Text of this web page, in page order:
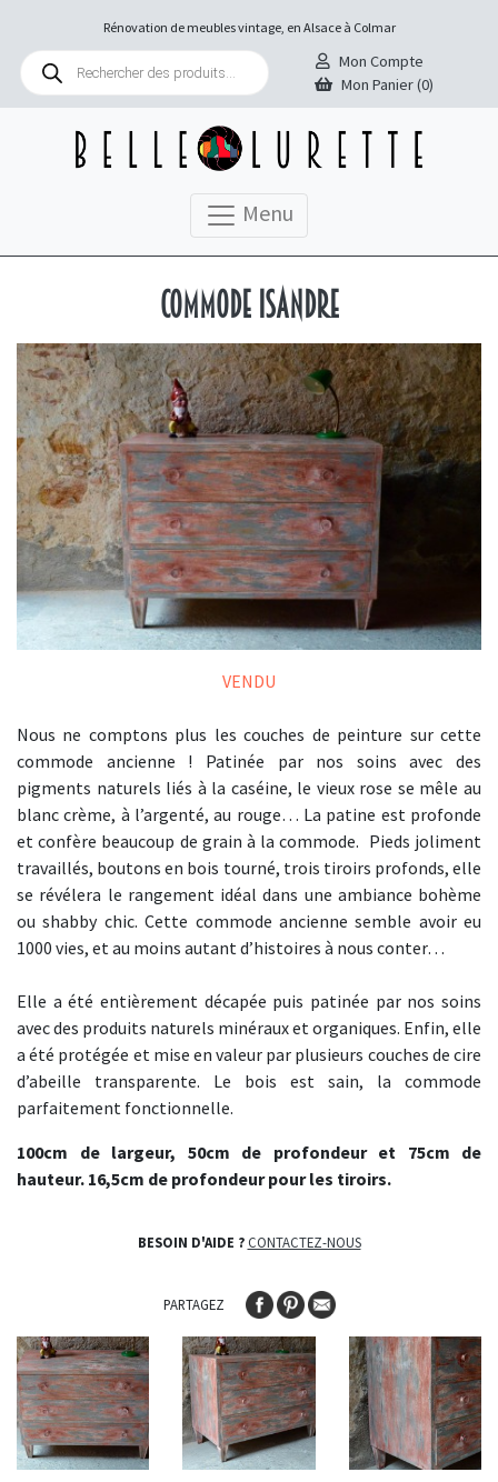
Rénovation de meubles vintage, en Alsace à Colmar
Recherche
produits
Mon Compte
Mon Panier (0)
Menu
Commode Isandre
VENDU
Nous ne comptons plus les couches de peinture sur cette
commode ancienne ! Patinée par nos soins avec des
pigments naturels liés à la caséine, le vieux rose se mêle au
blanc crème, à l’argenté, au rouge… La patine est profonde
et confère beaucoup de grain à la commode. Pieds joliment
travaillés, boutons en bois tourné, trois tiroirs profonds, elle
se révélera le rangement idéal dans une ambiance bohème
ou shabby chic. Cette commode ancienne semble avoir eu
1000 vies, et au moins autant d’histoires à nous conter…
Elle a été entièrement décapée puis patinée par nos soins
avec des produits naturels minéraux et organiques. Enfin, elle
a été protégée et mise en valeur par plusieurs couches de cire
d’abeille transparente. Le bois est sain, la commode
parfaitement fonctionnelle.
100cm de largeur, 50cm de profondeur et 75cm de
hauteur. 16,5cm de profondeur pour les tiroirs.
BESOIN D'AIDE ? CONTACTEZ-NOUS
PARTAGEZ